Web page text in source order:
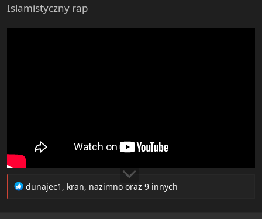
Islamistyczny rap
R
dunajec1 , kran, nazimno oraz 9 innych